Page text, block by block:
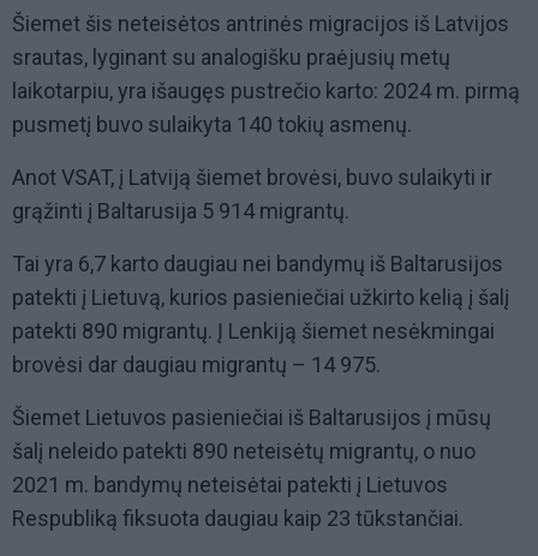
Šiemet šis neteisėtos antrinės migracijos iš Latvijos
srautas, lyginant su analogišku praėjusių metų
laikotarpiu, yra išaugęs pustrečio karto: 2024 m. pirmą
pusmetį buvo sulaikyta 140 tokių asmenų.
Anot VSAT, į Latviją šiemet brovėsi, buvo sulaikyti ir
grąžinti į Baltarusija 5 914 migrantų.
Tai yra 6,7 karto daugiau nei bandymų iš Baltarusijos
patekti į Lietuvą, kurios pasieniečiai užkirto kelią į šalį
patekti 890 migrantų. Į Lenkiją šiemet nesėkmingai
brovėsi dar daugiau migrantų – 14 975.
Šiemet Lietuvos pasieniečiai iš Baltarusijos į mūsų
šalį neleido patekti 890 neteisėtų migrantų, o nuo
2021 m. bandymų neteisėtai patekti į Lietuvos
Respubliką fiksuota daugiau kaip 23 tūkstančiai.